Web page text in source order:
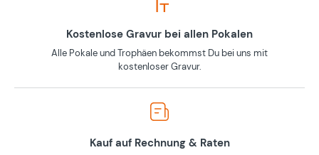
Kostenlose Gravur bei allen Pokalen
Alle Pokale und Trophäen bekommst Du bei uns mit
kostenloser Gravur.
Kauf auf Rechnung & Raten